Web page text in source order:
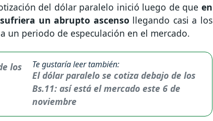
del dólar paralelo inició luego de que en
un abrupto ascenso llegando casi a los
un periodo de especulación en el mercado.
Te gustaría leer también:
El dólar paralelo se cotiza debajo de los
Bs.11: así está el mercado este 6 de
noviembre